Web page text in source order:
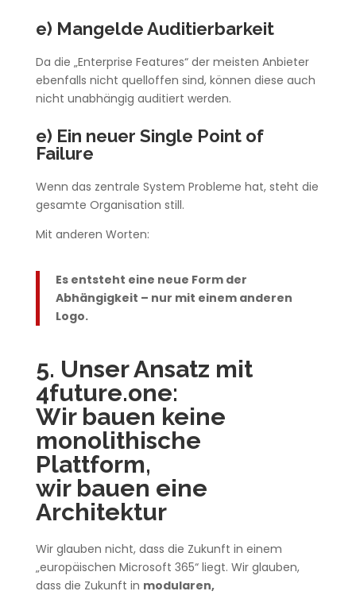
e) Mangelde Auditierbarkeit
Da die „Enterprise Features“ der meisten Anbieter
ebenfalls nicht quelloffen sind, können diese auch
nicht unabhängig auditiert werden.
e) Ein neuer Single Point of
Failure
Wenn das zentrale System Probleme hat, steht die
gesamte Organisation still.
Mit anderen Worten:
Es entsteht eine neue Form der
Abhängigkeit – nur mit einem anderen
Logo.
5. Unser Ansatz mit
4future.one:
Wir bauen keine
monolithische
Plattform,
wir bauen eine
Architektur
Wir glauben nicht, dass die Zukunft in einem
„europäischen Microsoft 365“ liegt. Wir glauben,
dass die Zukunft in modularen,